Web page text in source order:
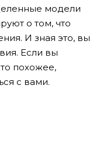
модели
о том, что
И зная это, вы
Если вы
похожее,
с вами.